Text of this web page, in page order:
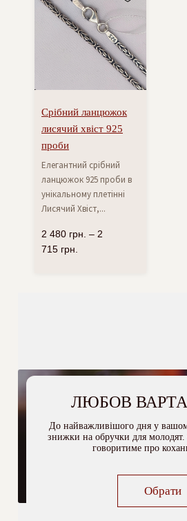
Срібний ланцюжок
лисячий хвіст 925
проби
Елегантний срібний
ланцюжок 925 проби в
унікальному плетінні
Лисячий Хвіст,...
2 480 грн. – 2
715 грн.
ЛЮБОВ
До найважливішого дня у
знижки на обручки для молодят.
говоритиме про
Обрати